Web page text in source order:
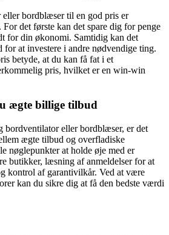
bordblæser til en god pris er
For det første kan det spare dig for penge
for din økonomi. Samtidig kan det
for at investere i andre nødvendige ting.
betyde, at du kan få fat i et
pris, hvilket er en win-win
ægte billige tilbud
bordventilator eller bordblæser, er det
ægte tilbud og overfladiske
nøglepunkter at holde øje med er
butikker, læsning af anmeldelser for at
kontrol af garantivilkår. Ved at være
kan du sikre dig at få den bedste værdi